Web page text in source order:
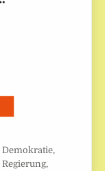
Demokratie,
Regierung,